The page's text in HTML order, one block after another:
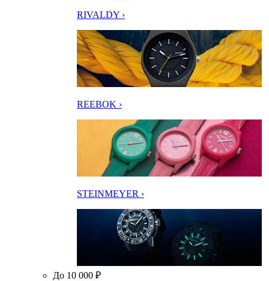
RIVALDY ›
REEBOK ›
STEINMEYER ›
До 10 000 ₽